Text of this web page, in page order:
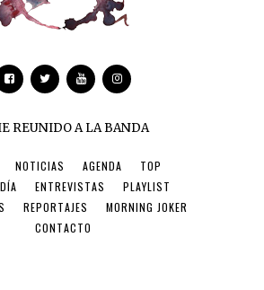
REUNIDO A LA BANDA
NOTICIAS AGENDA
TOP
ENTREVISTAS
PLAYLIST
REPORTAJES
MORNING JOKER
CONTACTO